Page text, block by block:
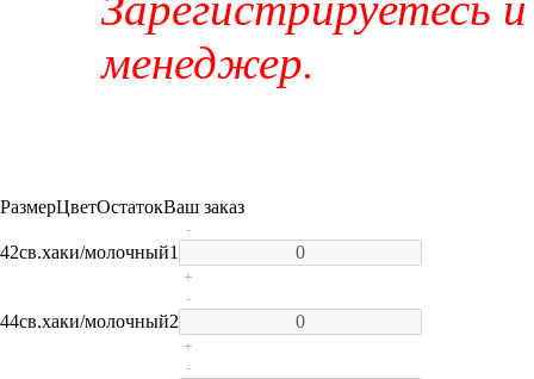
менеджер.
РазмерЦветОстатокВаш заказ
42св.хаки/молочный1
-
+
44св.хаки/молочный2
-
+
-